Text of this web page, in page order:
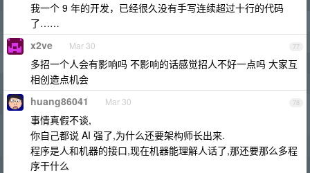
我一个 9 年的开发，已经很久没有手写连续超过十行的代码
了……
77
x2ve Mar 30
多招一个人会有影响吗 不影响的话感觉招人不好一点吗 大家互
相创造点机会
78
huang86041 Mar 30
事情真假不谈,
你自己都说 AI 强了,为什么还要架构师长出来.
程序是人和机器的接口,现在机器能理解人话了,那还要那么多程
序干什么